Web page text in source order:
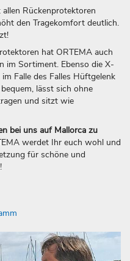
Rückenprotektoren
den Tragekomfort deutlich.
hat ORTEMA auch
im Sortiment. Ebenso die X-
Falle des Falles Hüftgelenk
lässt sich ohne
und sitzt wie
bei uns auf Mallorca zu
werdet Ihr euch wohl und
für schöne und